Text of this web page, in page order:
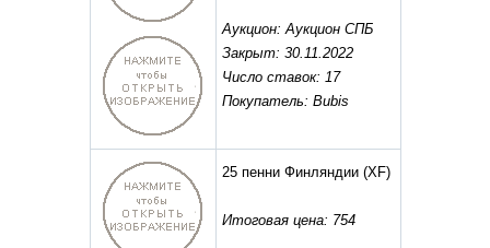
Аукцион: Аукцион СПБ
Закрыт: 30.11.2022
Число ставок: 17
Покупатель: Bubis
25 пенни Финляндии(XF)
Итоговая цена: 754